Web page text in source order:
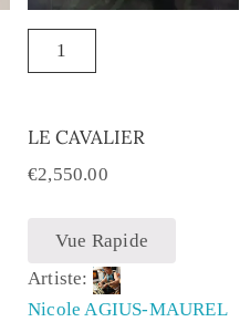
LE CAVALIER
€2,550.00
Vue Rapide
Artiste:
Nicole AGIUS-MAUREL